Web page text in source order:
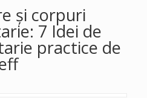
și corpuri
7 Idei de
practice de